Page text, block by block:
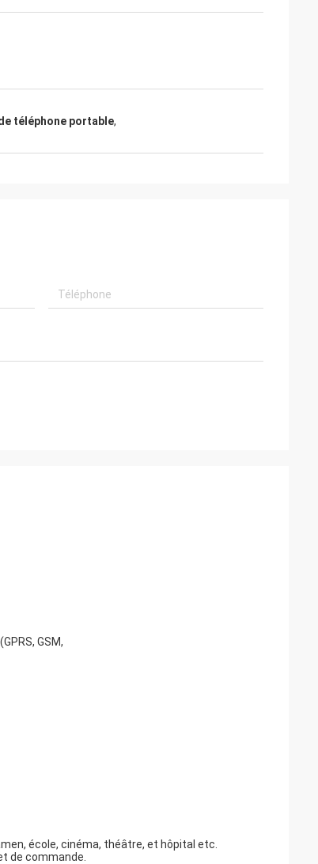
téléphone portable,
GSM,
école, cinéma, théâtre, et hôpital etc.
de commande.